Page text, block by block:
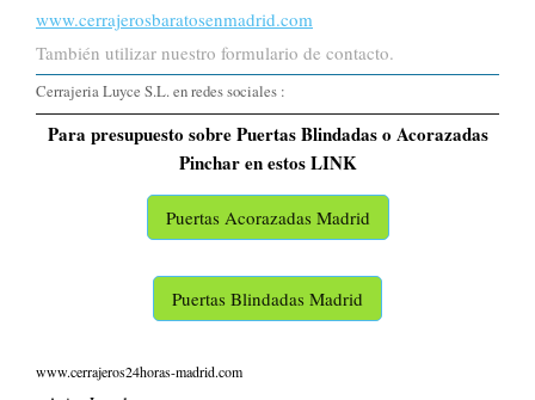
www.cerrajerosbaratosenmadrid.com
También utilizar nuestro formulario de contacto.
Cerrajeria Luyce S.L. en redes sociales :
Para presupuesto sobre Puertas Blindadas o Acorazadas
Pinchar en estos LINK
Puertas Acorazadas Madrid
Puertas Blindadas Madrid
www.cerrajeros24horas-madrid.com